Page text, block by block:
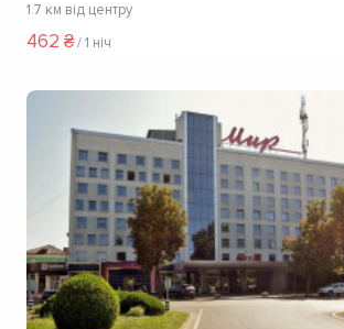
1.7 км від центру
462 ₴/1 ніч